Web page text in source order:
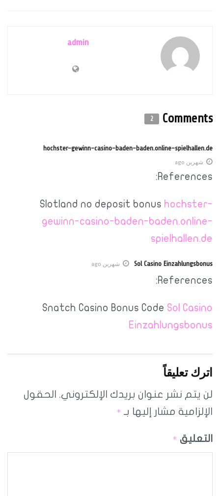
admin
Comments
2
hochster-gewinn-casino-baden-baden.online-spielhallen.de
شهرين ago
References:
Slotland no deposit bonus hochster-
gewinn-casino-baden-baden.online-
spielhallen.de
Sol Casino Einzahlungsbonus شهرين ago
References:
Snatch Casino Bonus Code Sol Casino
Einzahlungsbonus
اترك تعليقاً
لن يتم نشر عنوان بريدك الإلكتروني. الحقول
الإلزامية مشار إليها بـ *
التعليق *